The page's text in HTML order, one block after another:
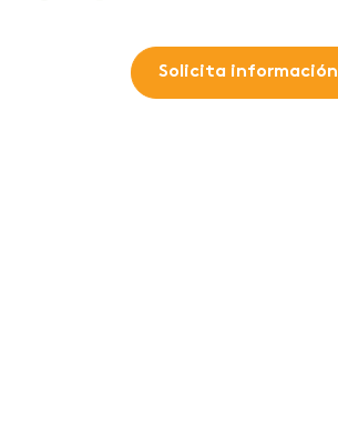
Solicita información